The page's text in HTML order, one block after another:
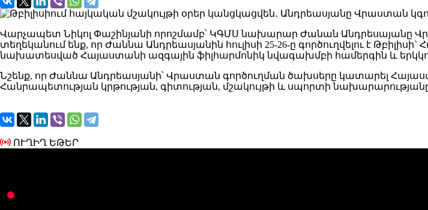
Վարչապետ Նիկոլ Փաշինյանի որոշմամբ՝ ԿԳՄՍ նախարար Ժանան Անդրեսայանը
տեղեկանում ենք, որ Ժաննա Անդրեասյանին հուլիսի 25-26-ը գործուղվելու է
նախատեսված Հայաստանի ազգային ֆիլհարմոնիկ նվագախմբի համերգին և
Նշենք, որ Ժաննա Անդրեասյանի՝ Վրաստան գործուղման ծախսերը կատարել
Հանրապետության կրթության, գիտության, մշակույթի և սպորտի
ՈՒՂԻՂ ԵԹԵՐ